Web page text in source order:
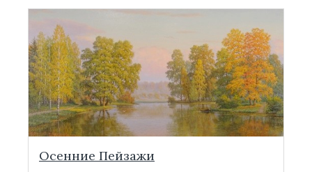
Осенние Пейзажи